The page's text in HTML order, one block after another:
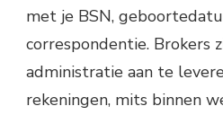
met je BSN,
correspondentie. Brokers
administratie aan te
rekeningen, mits binnen